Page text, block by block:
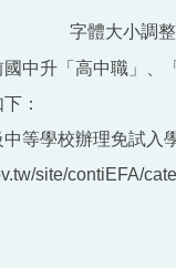
字體大小調整
中升「高中職」、
：
等學校辦理免試入
site/contiEFA/